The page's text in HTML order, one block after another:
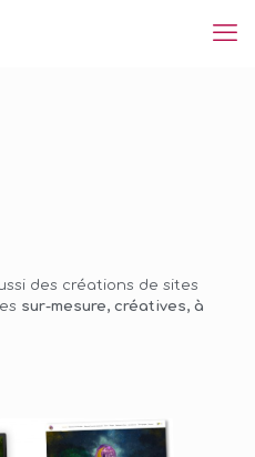
des créations de sites
sur-mesure, créatives, à